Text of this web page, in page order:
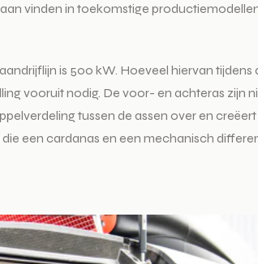
vinden in toekomstige
is 500 kW. Hoeveel hiervan
vooruit nodig. De voor- en achteras
tussen de assen over en
een cardanas en een mechanisch